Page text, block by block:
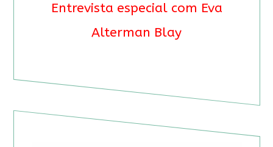
Entrevista especial com Eva
Alterman Blay